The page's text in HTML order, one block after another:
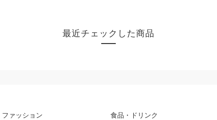
最近チェックした商品
ファッション 食品・ドリンク